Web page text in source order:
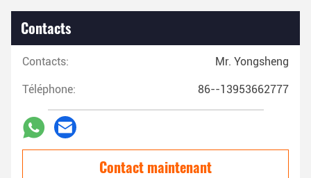
Contacts
Contacts: Mr. Yongsheng
Téléphone: 86--13953662777
Contact maintenant